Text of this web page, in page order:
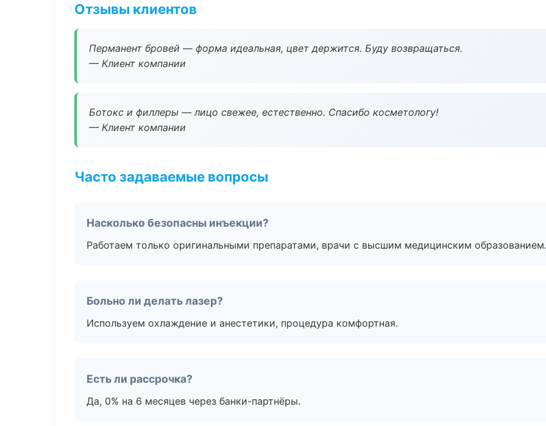
Отзывы клиентов
Перманент бровей — форма идеальная, цвет держится. Буду возвращаться.
— Клиент компании
Ботокс и филлеры — лицо свежее, естественно. Спасибо косметологу!
— Клиент компании
Часто задаваемые вопросы
Насколько безопасны инъекции?
Работаем только оригинальными препаратами, врачи с высшим медицинским образованием.
Больно ли делать лазер?
Используем охлаждение и анестетики, процедура комфортная.
Есть ли рассрочка?
Да, 0% на 6 месяцев через банки-партнёры.